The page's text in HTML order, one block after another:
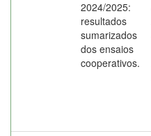
2024/2025:
resultados
sumarizados
dos ensaios
cooperativos.